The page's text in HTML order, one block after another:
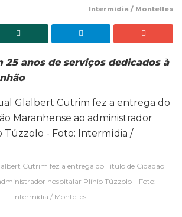
Intermídia / Montelles
25 anos de serviços dedicados à
Cutrim fez a entrega do Título de Cidadão
hospitalar Plínio Túzzolo – Foto:
Intermídia / Montelles